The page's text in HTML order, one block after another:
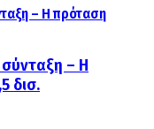
– Η
δισ.